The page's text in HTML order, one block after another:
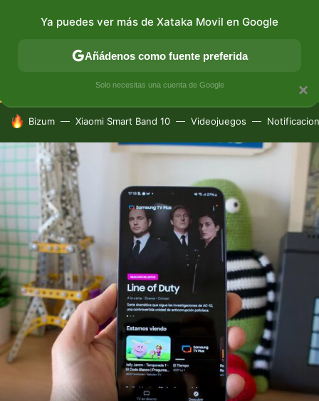
CONECTIVIDAD MÓVIL Y SOCIEDAD APLICACIONES
HOY SE HABLA DE
Bizum Xiaomi Smart Band 10 Videojuegos
×
Ya puedes ver más de Xataka Movil en Google
Añádenos como fuente preferida
Solo necesitas una cuenta de Google